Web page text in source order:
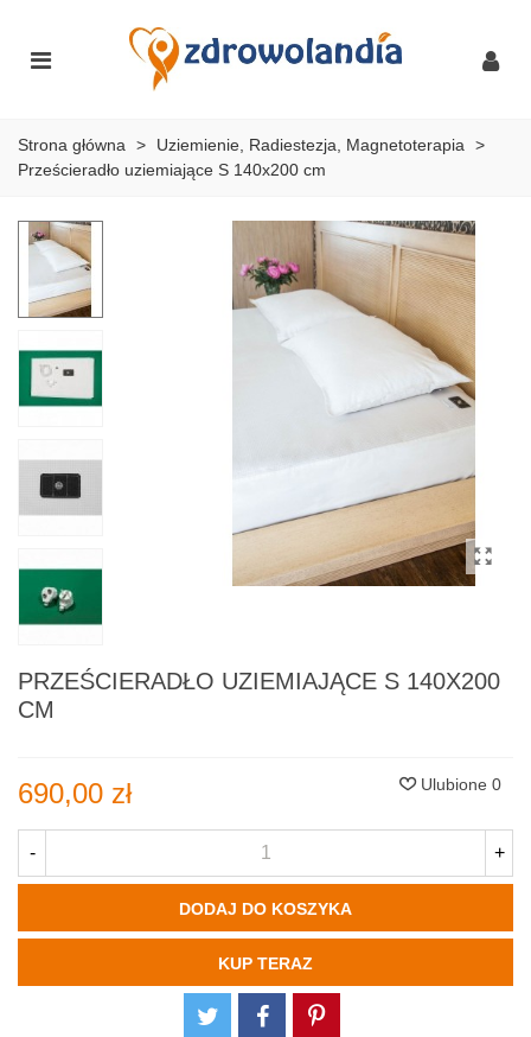
Strona główna > Uziemienie, Radiestezja, Magnetoterapia
>
Prześcieradło uziemiające S 140x200 cm
PRZEŚCIERADŁO UZIEMIAJĄCE S 140X200
CM
690,00 zł Ulubione 0
- +
DODAJ DO KOSZYKA
KUP TERAZ